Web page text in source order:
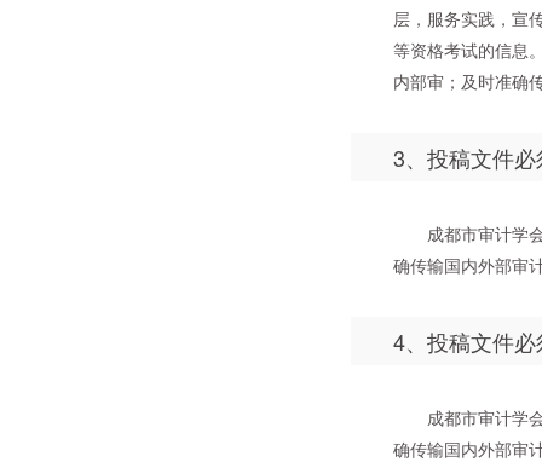
层，服务实践，宣
等资格考试的信息
内部审；及时准确
3、投稿文件
成都市审计学
确传输国内外部审
4、投稿文件
成都市审计学
确传输国内外部审